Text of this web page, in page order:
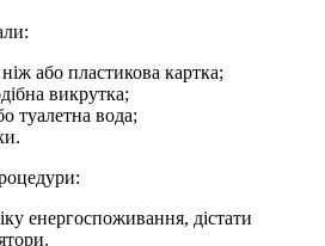
або пластикова картка;
викрутка;
туалетна вода;
енергоспоживання, дістати